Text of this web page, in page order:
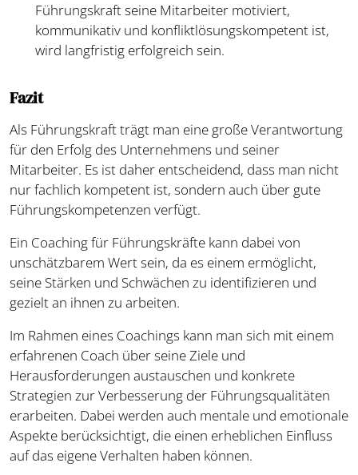
Führungskraft seine Mitarbeiter motiviert,
kommunikativ und konfliktlösungskompetent ist,
wird langfristig erfolgreich sein.
Fazit
Als Führungskraft trägt man eine große Verantwortung
für den Erfolg des Unternehmens und seiner
Mitarbeiter. Es ist daher entscheidend, dass man nicht
nur fachlich kompetent ist, sondern auch über gute
Führungskompetenzen verfügt.
Ein Coaching für Führungskräfte kann dabei von
unschätzbarem Wert sein, da es einem ermöglicht,
seine Stärken und Schwächen zu identifizieren und
gezielt an ihnen zu arbeiten.
Im Rahmen eines Coachings kann man sich mit einem
erfahrenen Coach über seine Ziele und
Herausforderungen austauschen und konkrete
Strategien zur Verbesserung der Führungsqualitäten
erarbeiten. Dabei werden auch mentale und emotionale
Aspekte berücksichtigt, die einen erheblichen Einfluss
auf das eigene Verhalten haben können.